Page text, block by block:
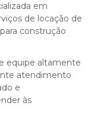
em
de locação de
construção
equipe altamente
atendimento
e
às